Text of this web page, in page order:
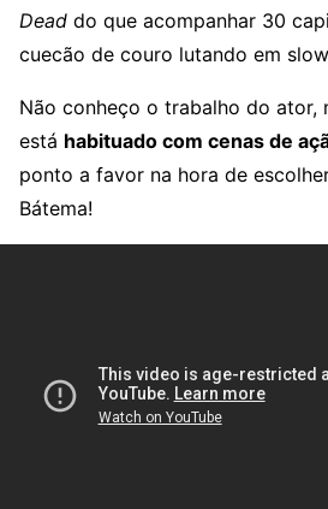
Dead do que acompanhar 30
cuecão de couro lutando em
Não conheço o trabalho do ator,
está habituado com cenas de
ponto a favor na hora de
Bátema!